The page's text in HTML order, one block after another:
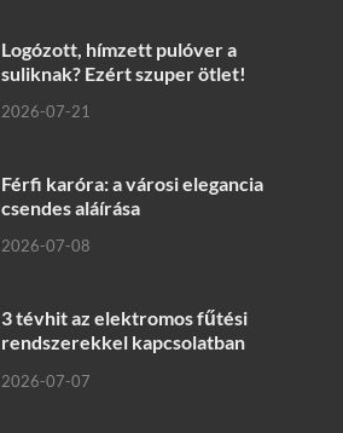
Logózott, hímzett pulóver a
suliknak? Ezért szuper ötlet!
2026-07-21
Férfi karóra: a városi elegancia
csendes aláírása
2026-07-08
3 tévhit az elektromos fűtési
rendszerekkel kapcsolatban
2026-07-07